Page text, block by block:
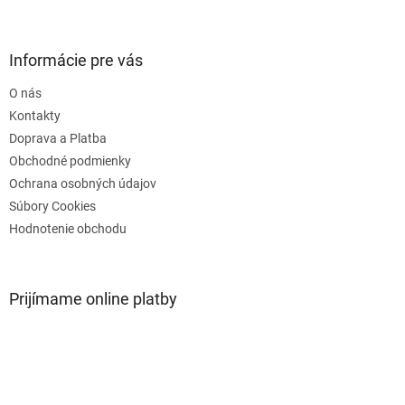
Informácie pre vás
O nás
Kontakty
Doprava a Platba
Obchodné podmienky
Ochrana osobných údajov
Súbory Cookies
Hodnotenie obchodu
Prijímame online platby